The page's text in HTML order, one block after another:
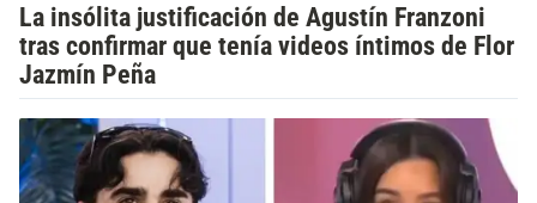
La insólita justificación de Agustín Franzoni
tras confirmar que tenía videos íntimos de Flor
Jazmín Peña